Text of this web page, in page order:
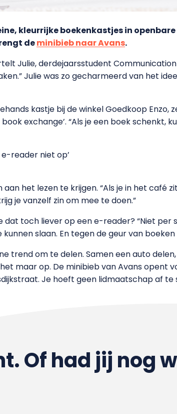
kleurrijke boekenkastjes in
deminibieb naar Avans.
Julie, derdejaarsstudent
Julie was zo gecharmeerd van het
kastje bij de winkel Goedkoop
exchange’. “Als je een boek schenkt,
reader niet op’
het lezen te krijgen. “Als je in het café
je vanzelf zin om mee te doen.”
toch liever op een e-reader? “Niet per
slaan. En tegen de geur van
trend om te delen. Samen een auto
maar op. De minibieb van Avans opent
Je hoeft geen lidmaatschap af te
Of had jij nog